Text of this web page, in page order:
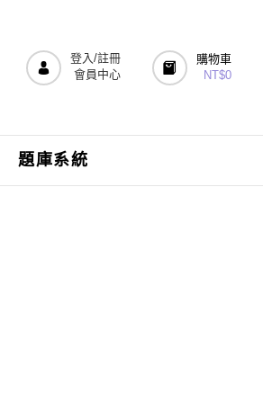
登入/註冊
會員中心
購物車
NT$0
題庫系統